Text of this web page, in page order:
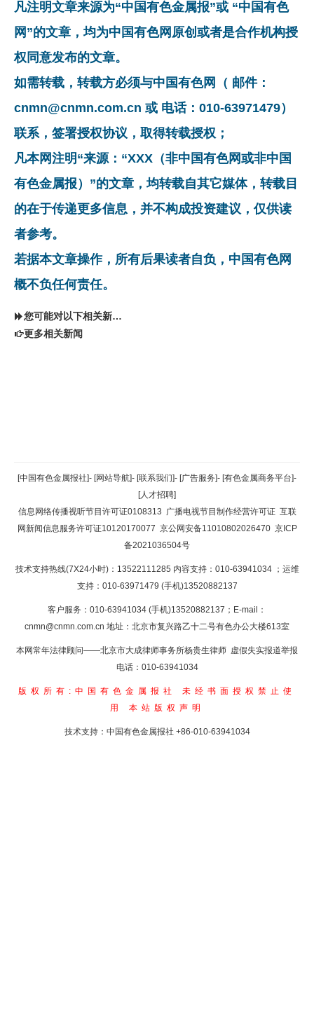
凡注明文章来源为“中国有色金属报”或 “中国有色
网”的文章，均为中国有色网原创或者是合作机构授
权同意发布的文章。
如需转载，转载方必须与中国有色网（ 邮件：
cnmn@cnmn.com.cn 或 电话：010-63971479）
联系，签署授权协议，取得转载授权；
凡本网注明“来源：“XXX（非中国有色网或非中国
有色金属报）”的文章，均转载自其它媒体，转载目
的在于传递更多信息，并不构成投资建议，仅供读
者参考。
若据本文章操作，所有后果读者自负，中国有色网
概不负任何责任。
您可能对以下相关新闻同样感兴趣
更多相关新闻
返回顶部
返回首页
[中国有色金属报社]- [网站导航]- [联系我们]- [广告服务]- [有色金属商务平台]-
[人才招聘]
信息网络传播视听节目许可证0108313 广播电视节目制作经营许可证 互联
网新闻信息服务许可证10120170077 京公网安备11010802026470 京ICP
备2021036504号
技术支持热线(7X24小时)：13522111285 内容支持：010-63941034 ；运维
支持：010-63971479 (手机)13520882137
客户服务：010-63941034 (手机)13520882137；E-mail：
cnmn@cnmn.com.cn 地址：北京市复兴路乙十二号有色办公大楼613室
本网常年法律顾问——北京市大成律师事务所杨贵生律师 虚假失实报道举报
电话：010-63941034
版权所有:中国有色金属报社
未经书面授权禁止使
用 本站版权声明
技术支持：中国有色金属报社 +86-010-63941034